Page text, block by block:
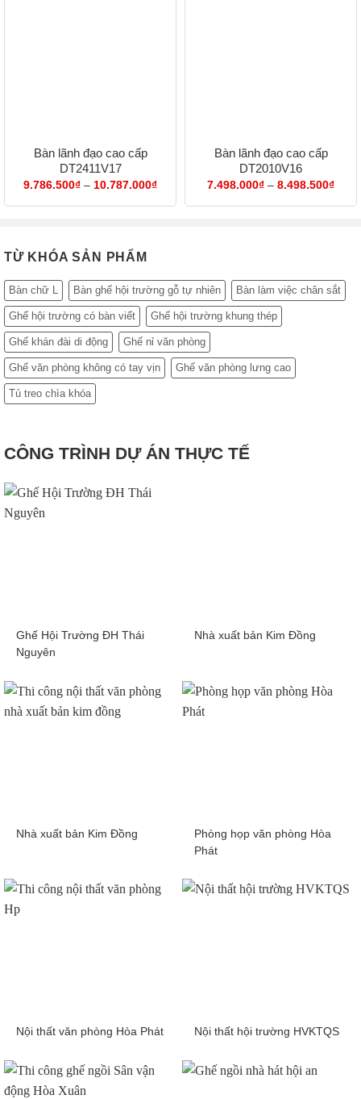
Bàn lãnh đạo cao cấp
DT2411V17
9.786.500₫ – 10.787.000₫Khoảng
từ
Bàn lãnh đạo cao cấp
DT2010V16
7.498.000₫ – 8.498.500₫
từ
TỪ KHÓA SẢN PHẨM
Bàn chữ L Bàn ghế hội trường gỗ tự nhiên Bàn làm việc chân sắt
Ghế hội trường có bàn viết Ghế hội trường khung thép
Ghế khán đài di động Ghế nỉ văn phòng
Ghế văn phòng không có tay vịn Ghế văn phòng lưng cao
Tủ treo chìa khóa
CÔNG TRÌNH DỰ ÁN THỰC TẾ
Ghế Hội Trường ĐH Thái
Nguyên
Nhà xuất bản Kim Đồng
Nhà xuất bản Kim Đồng
Phòng họp văn phòng Hòa
Phát
Nội thất văn phòng Hòa Phát Nội thất hội trường HVKTQS